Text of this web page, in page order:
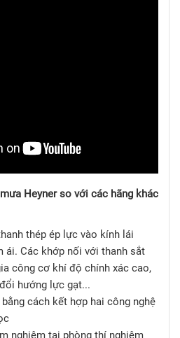
Heyner so với các hãng khác
thép ép lực vào kính lái
ái. Các khớp nối với thanh sắt
công cơ khí độ chính xác cao,
hướng lực gạt...
cách kết hợp hai công nghệ
nghiệm tại phòng thí nghiệm